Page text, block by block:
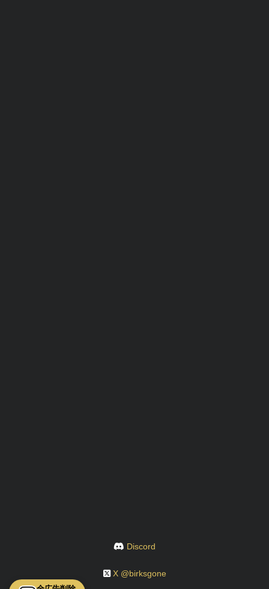
Discord
X @birksgone